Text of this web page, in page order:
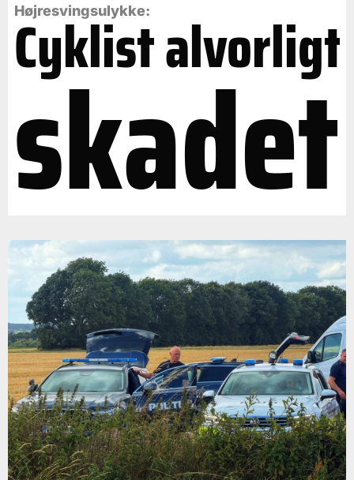
Højresvingsulykke:
Cyklist alvorligt
skadet